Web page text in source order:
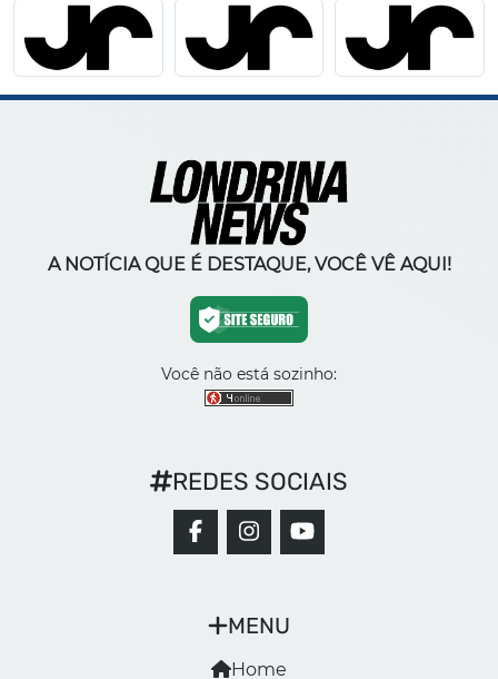
A NOTÍCIA QUE É DESTAQUE, VOCÊ VÊ AQUI!
Você não está sozinho:
MENU
Home
REDES SOCIAIS